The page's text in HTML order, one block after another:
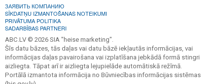
ЗАЯВИТЬ КОМПАНИЮ
SĪKDATŅU IZMANTOŠANAS NOTEIKUMI
PRIVĀTUMA POLITIKA
SADARBĪBAS PARTNERI
ABC.LV © 2026 SIA "heise marketing".
Šīs datu bāzes, tās daļas vai datu bāzē iekļautās informācijas, vai
informācijas daļas pavairošana vai izplatīšana jebkādā formā stingri
aizliegta. Tāpat arī ir aizliegta lejupielāde automātiskā režīmā.
Portālā izmantota informācija no Būvniecības informācijas sistēmas